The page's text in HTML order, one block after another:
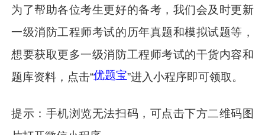
为了帮助各位考生更好的备考，我们会及时更新
一级消防工程师考试的历年真题和模拟试题等，
想要获取更多一级消防工程师考试的干货内容和
题库资料，点击“优题宝”进入小程序即可领取。
提示：手机浏览无法扫码，可点击下方二维码图